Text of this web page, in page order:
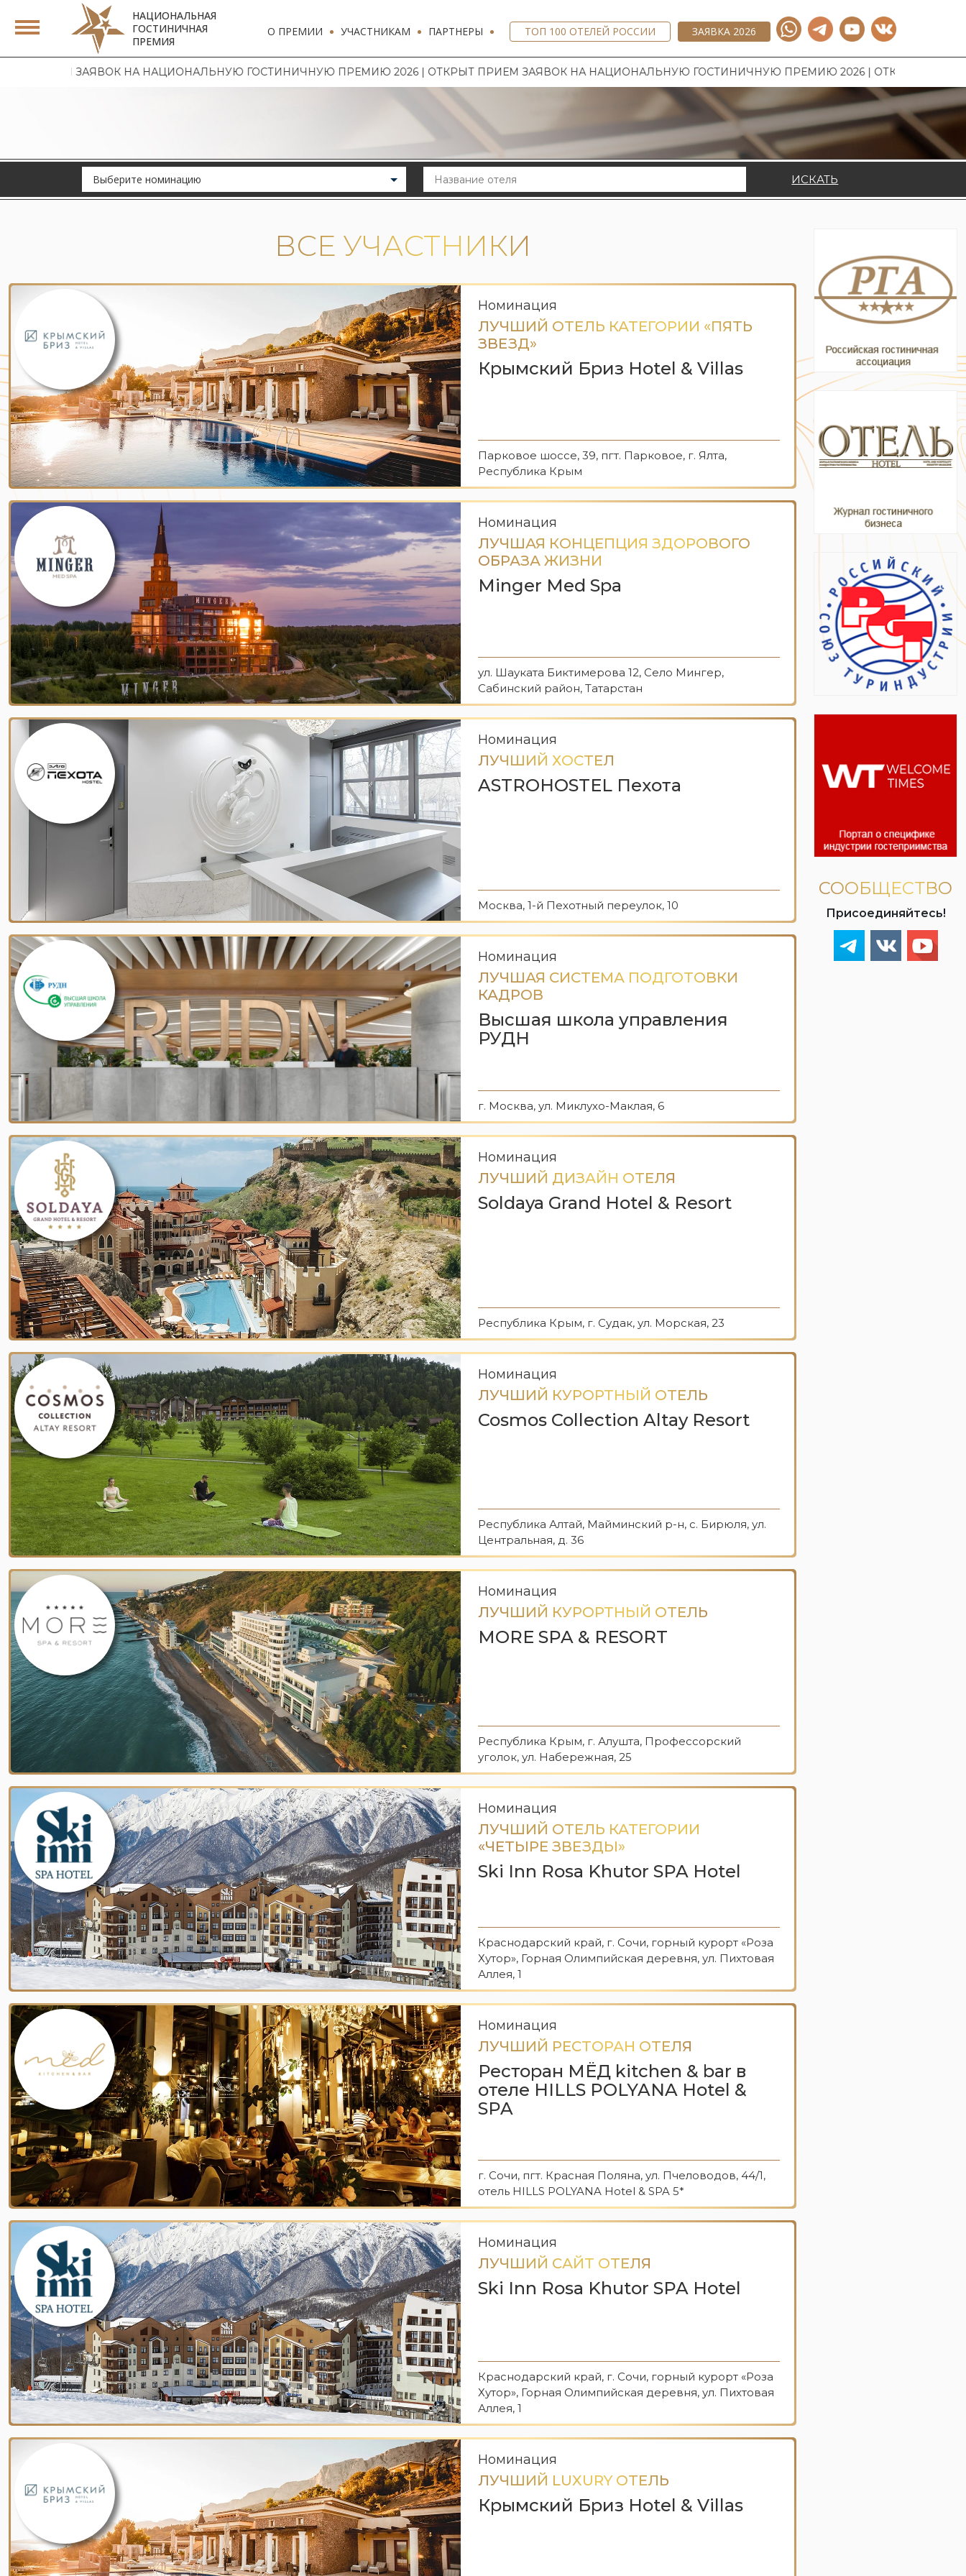
НАЦИОНАЛЬНАЯ
ГОСТИНИЧНАЯ
ПРЕМИЯ
О ПРЕМИИ УЧАСТНИКАМ ПАРТНЕРЫ ТОП 100 ОТЕЛЕЙ РОССИИ ЗАЯВКА 2026
НА НАЦИОНАЛЬНУЮ ГОСТИНИЧНУЮ ПРЕМИЮ 2026 | ОТКРЫТ ПРИЕМ ЗАЯВОК НА НАЦИОНАЛЬНУЮ ГОСТИНИЧНУЮ ПРЕМИЮ 2026 | ОТКРЫТ ПРИЕМ ЗАЯВОК НА
Выберите номинацию ИСКАТЬ
ВСЕ УЧАСТНИКИ
Номинация
ЛУЧШИЙ ОТЕЛЬ КАТЕГОРИИ «ПЯТЬ
ЗВЕЗД»
Крымский Бриз Hotel & Villas
Парковое шоссе, 39, пгт. Парковое, г. Ялта,
Республика Крым
Номинация
ЛУЧШАЯ КОНЦЕПЦИЯ ЗДОРОВОГО
ОБРАЗА ЖИЗНИ
Minger Med Spa
ул. Шауката Биктимерова 12, Село Мингер,
Сабинский район, Татарстан
Номинация
ЛУЧШИЙ ХОСТЕЛ
ASTROHOSTEL Пехота
Москва, 1-й Пехотный переулок, 10
Номинация
ЛУЧШАЯ СИСТЕМА ПОДГОТОВКИ
КАДРОВ
Высшая школа управления
РУДН
г. Москва, ул. Миклухо-Маклая, 6
Номинация
ЛУЧШИЙ ДИЗАЙН ОТЕЛЯ
Soldaya Grand Hotel & Resort
Республика Крым, г. Судак, ул. Морская, 23
Номинация
ЛУЧШИЙ КУРОРТНЫЙ ОТЕЛЬ
Cosmos Collection Altay Resort
Республика Алтай, Майминский р-н, с. Бирюля, ул.
Центральная, д. 36
Номинация
ЛУЧШИЙ КУРОРТНЫЙ ОТЕЛЬ
MORE SPA & RESORT
Республика Крым, г. Алушта, Профессорский
уголок, ул. Набережная, 25
Номинация
ЛУЧШИЙ ОТЕЛЬ КАТЕГОРИИ
«ЧЕТЫРЕ ЗВЕЗДЫ»
Ski Inn Rosa Khutor SPA Hotel
Краснодарский край, г. Сочи, горный курорт «Роза
Хутор», Горная Олимпийская деревня, ул. Пихтовая
Аллея, 1
Номинация
ЛУЧШИЙ РЕСТОРАН ОТЕЛЯ
Ресторан МЁД kitchen & bar в
отеле HILLS POLYANA Hotel &
SPA
г. Сочи, пгт. Красная Поляна, ул. Пчеловодов, 44/1,
отель HILLS POLYANA Hotel & SPA 5*
Номинация
ЛУЧШИЙ САЙТ ОТЕЛЯ
Ski Inn Rosa Khutor SPA Hotel
Краснодарский край, г. Сочи, горный курорт «Роза
Хутор», Горная Олимпийская деревня, ул. Пихтовая
Аллея, 1
Номинация
ЛУЧШИЙ LUXURY ОТЕЛЬ
Крымский Бриз Hotel & Villas
СООБЩЕСТВО
Присоединяйтесь!